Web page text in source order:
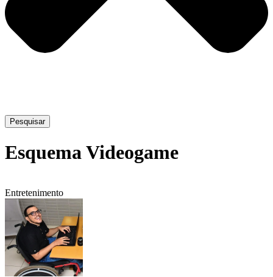
Pesquisar
Esquema Videogame
Entretenimento